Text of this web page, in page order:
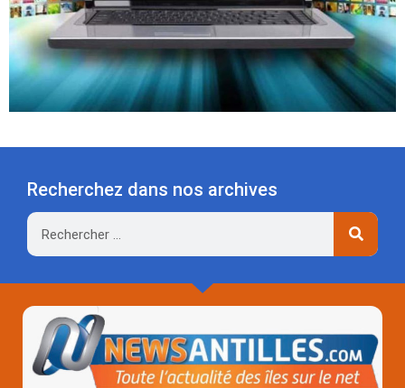
Recherchez dans nos archives
Rechercher